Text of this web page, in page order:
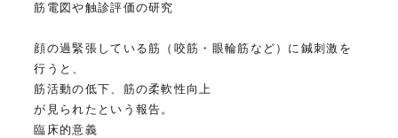
筋電図や触診評価の研究
顔の過緊張している筋（咬筋・眼輪筋など）に鍼刺激を
行うと、
筋活動の低下、筋の柔軟性向上
が見られたという報告。
臨床的意義